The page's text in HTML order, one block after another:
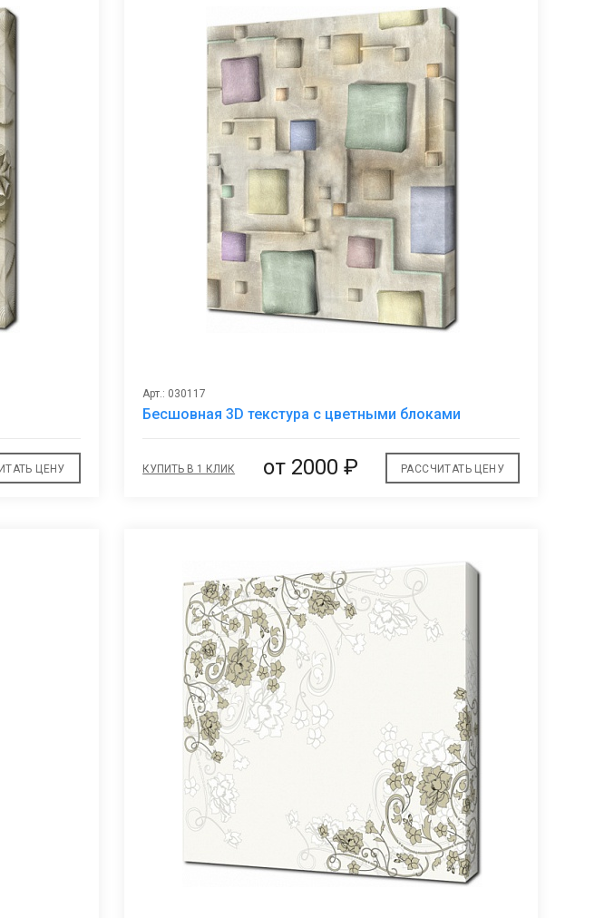
избранное
ЦЕНУ
Арт.: 030117
Бесшовная 3D текстура с цветными блоками
КУПИТЬ В 1 КЛИК от 2000 ₽ РАССЧИТАТЬ ЦЕНУ